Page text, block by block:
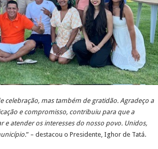
celebração, mas também de gratidão. Agradeço a
e compromisso, contribuiu para que a
e atender os interesses do nosso povo. Unidos,
” – destacou o Presidente, Ighor de Tatá.